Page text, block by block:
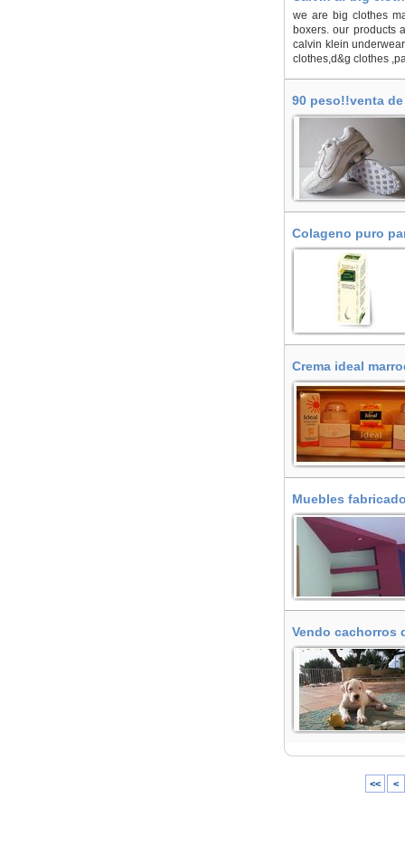
we are big clothes
boxers. our products
calvin klein
clothes,d&g clothes
90 peso!!venta
Madrid, Aldea del
Colageno puro
Crema ideal
Alhaurín de la
Muebles
Vendo cachorros
<< <